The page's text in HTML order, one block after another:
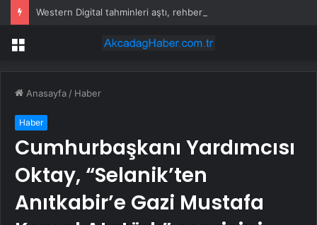
Menü
Anasayfa / Haber
Haber
Cumhurbaşkanı Yardımcısı
Oktay, “Selanik’ten
Anıtkabir’e Gazi Mustafa